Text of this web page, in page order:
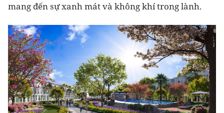
mang đến sự xanh mát và không khí trong lành.